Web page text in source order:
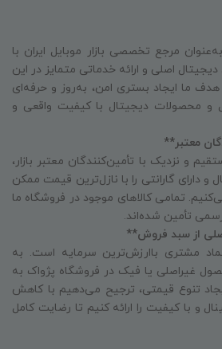
مرجع تخصصی بازار موبایل ایران با
اصلی و ارائه خدماتی متمایز در این
ما ایجاد بستری امن، به‌روز و حرفه‌ای
و محصولات دیجیتال با کیفیت واقعی و
معتبر**
و نزدیک با تأمین‌کنندگان معتبر بازار،
و دارای گارانتی را با نازل‌ترین قیمت ممکن
تمامی کالاهای موجود در فروشگاه ما
تأمین شده‌اند.
از سبد فروش**
مشتری باارزش‌ترین سرمایه است. به
غیراصلی یا فیک در فروشگاه پژواک به
تنوع قیمتی، ترجیح می‌دهیم با کاهش
و با کیفیت را ارائه کنیم تا رضایت کامل